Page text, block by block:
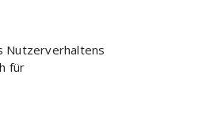
Nutzerverhaltens
für